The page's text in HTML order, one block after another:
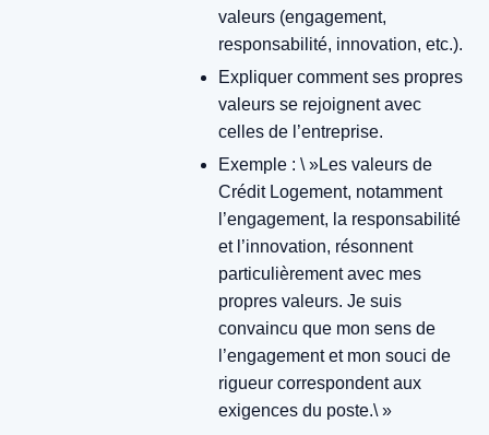
valeurs (engagement,
responsabilité, innovation, etc.).
Expliquer comment ses propres
valeurs se rejoignent avec
celles de l’entreprise.
Exemple : \ »Les valeurs de
Crédit Logement, notamment
l’engagement, la responsabilité
et l’innovation, résonnent
particulièrement avec mes
propres valeurs. Je suis
convaincu que mon sens de
l’engagement et mon souci de
rigueur correspondent aux
exigences du poste.\ »